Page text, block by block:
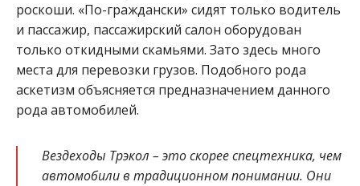
роскоши. «По-граждански» сидят только водитель
и пассажир, пассажирский салон оборудован
только откидными скамьями. Зато здесь много
места для перевозки грузов. Подобного рода
аскетизм объясняется предназначением данного
рода автомобилей.
Вездеходы Трэкол – это скорее спецтехника, чем
автомобили в традиционном понимании. Они